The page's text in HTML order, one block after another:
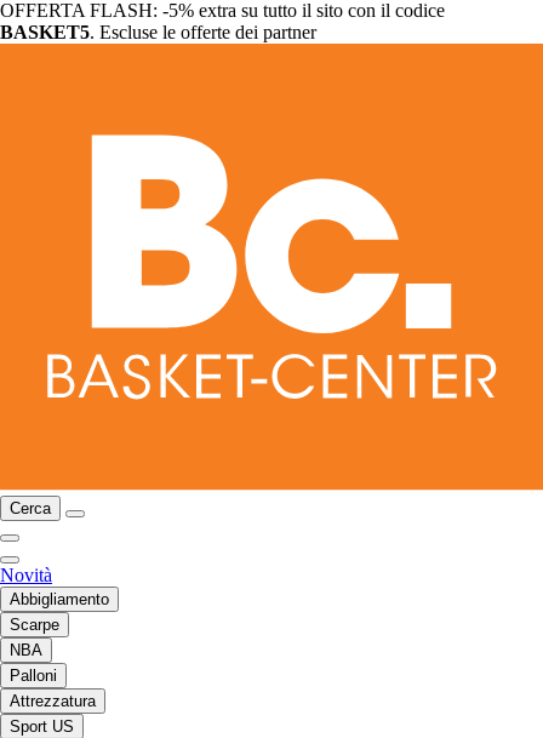
OFFERTA FLASH: -5% extra su tutto il sito con il codice
BASKET5. Escluse le offerte dei partner
Cerca
Novità
Abbigliamento
Scarpe
NBA
Palloni
Attrezzatura
Sport US